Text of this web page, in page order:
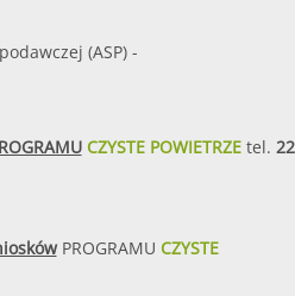
(ASP) -
CZYSTE POWIETRZEtel. 22
PROGRAMU CZYSTE